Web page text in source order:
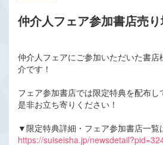
仲介人フェア参加書店売
仲介人フェアにご参加いただいた書店
介です！
フェア参加書店では限定特典を配布し
是非お立ち寄りください！
▼限定特典詳細・フェア参加書店一覧
https://suiseisha.jp/